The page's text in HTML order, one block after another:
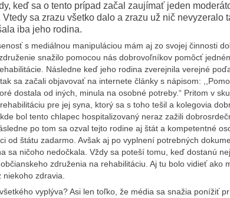
keď sa o tento prípad začal zaujímať jeden
sa zrazu všetko dalo a zrazu už nič nevyzeralo
iba jeho rodina.
s mediálnou manipuláciou mám aj zo svojej činnosti
snažilo pomocou nás dobrovoľníkov pomôcť
Následne keď jeho rodina zverejnila verejné
sa začali objavovať na internete články s nápisom:
dostala od iných, minula na osobné potreby.“ Pritom v
pre jej syna, ktorý sa s toho tešil a kolegovia
bol tento chlapec hospitalizovaný neraz zažili
po tom sa ozval tejto rodine aj štát a kompetentné
od štátu zadarmo. Avšak aj po vyplnení potrebných
sa ničoho nedočkala. Vždy sa poteší tomu, keď dostanú
združenia na rehabilitáciu. Aj tu bolo vidieť ako
niekoho zdravia.
vyplýva? Asi len toľko, že média sa snažia ponížiť